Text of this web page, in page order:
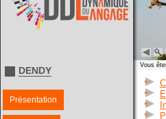
DENDY
Présentation
Vous